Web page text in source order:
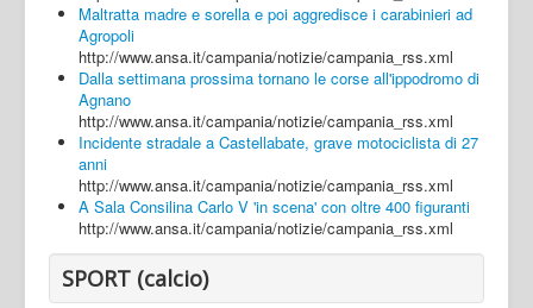
Maltratta madre e sorella e poi aggredisce i carabinieri ad
Agropoli
http://www.ansa.it/campania/notizie/campania_rss.xml
Dalla settimana prossima tornano le corse all'ippodromo di
Agnano
http://www.ansa.it/campania/notizie/campania_rss.xml
Incidente stradale a Castellabate, grave motociclista di 27
anni
http://www.ansa.it/campania/notizie/campania_rss.xml
A Sala Consilina Carlo V 'in scena' con oltre 400 figuranti
http://www.ansa.it/campania/notizie/campania_rss.xml
SPORT (calcio)